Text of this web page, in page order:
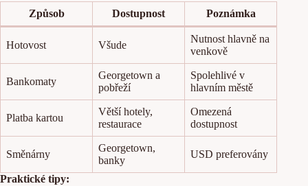
Způsob Dostupnost Poznámka
Hotovost Všude
Nutnost hlavně na
venkově
Bankomaty
Georgetown a
pobřeží
Spolehlivé v
hlavním městě
Platba kartou
Větší hotely,
restaurace
Omezená
dostupnost
Směnárny
Georgetown,
banky
USD preferovány
Praktické tipy: